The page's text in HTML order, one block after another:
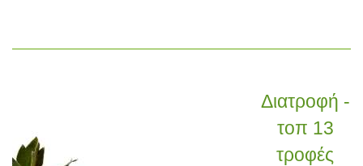
Διατροφή -
τοπ 13
τροφές